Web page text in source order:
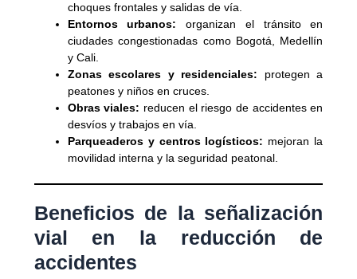
choques frontales y salidas de vía.
Entornos urbanos: organizan el tránsito en
ciudades congestionadas como Bogotá, Medellín
y Cali.
Zonas escolares y residenciales: protegen a
peatones y niños en cruces.
Obras viales: reducen el riesgo de accidentes en
desvíos y trabajos en vía.
Parqueaderos y centros logísticos: mejoran la
movilidad interna y la seguridad peatonal.
Beneficios de la señalización
vial en la reducción de
accidentes